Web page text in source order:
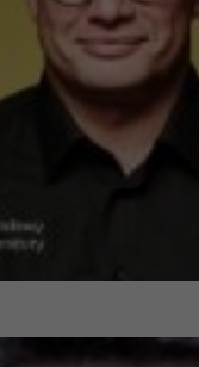
naszej witrynie.
witryny,
reklamowym i
te informacje
lub uzyskanymi